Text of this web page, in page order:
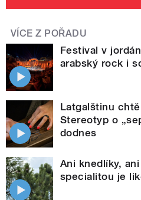
VÍCE Z POŘADU
Festival v
arabský rock i
Latgalštinu
Stereotyp o
dodnes
Ani knedlíky,
specialitou je